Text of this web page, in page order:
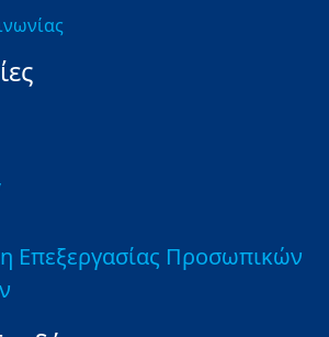
Επεξεργασίας Προσωπικών